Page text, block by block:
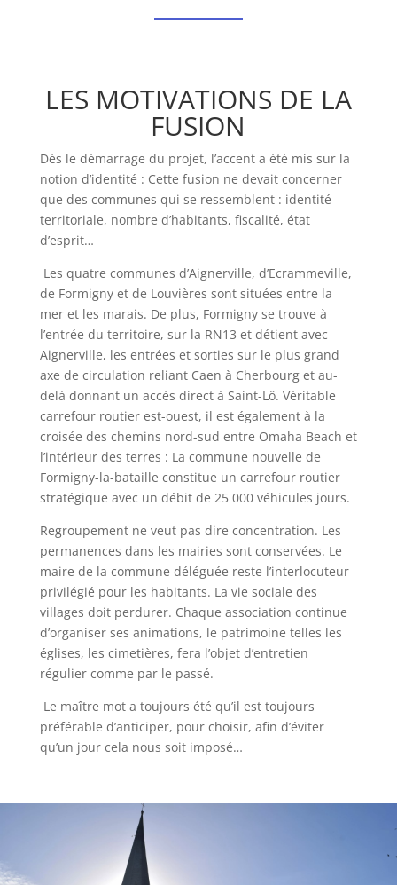
LES MOTIVATIONS DE LA
FUSION
Dès le démarrage du projet, l’accent a été mis sur la
notion d’identité : Cette fusion ne devait concerner
que des communes qui se ressemblent : identité
territoriale, nombre d’habitants, fiscalité, état
d’esprit…
Les quatre communes d’Aignerville, d’Ecrammeville,
de Formigny et de Louvières sont situées entre la
mer et les marais. De plus, Formigny se trouve à
l’entrée du territoire, sur la RN13 et détient avec
Aignerville, les entrées et sorties sur le plus grand
axe de circulation reliant Caen à Cherbourg et au-
delà donnant un accès direct à Saint-Lô. Véritable
carrefour routier est-ouest, il est également à la
croisée des chemins nord-sud entre Omaha Beach et
l’intérieur des terres : La commune nouvelle de
Formigny-la-bataille constitue un carrefour routier
stratégique avec un débit de 25 000 véhicules jours.
Regroupement ne veut pas dire concentration. Les
permanences dans les mairies sont conservées. Le
maire de la commune déléguée reste l’interlocuteur
privilégié pour les habitants. La vie sociale des
villages doit perdurer. Chaque association continue
d’organiser ses animations, le patrimoine telles les
églises, les cimetières, fera l’objet d’entretien
régulier comme par le passé.
Le maître mot a toujours été qu’il est toujours
préférable d’anticiper, pour choisir, afin d’éviter
qu’un jour cela nous soit imposé…